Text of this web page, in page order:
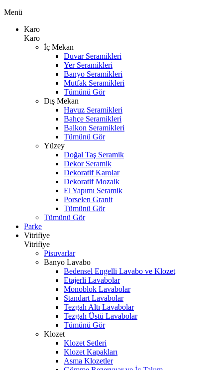
Menü
Karo
Karo
İç Mekan
Duvar Seramikleri
Yer Seramikleri
Banyo Seramikleri
Mutfak Seramikleri
Tümünü Gör
Dış Mekan
Havuz Seramikleri
Bahçe Seramikleri
Balkon Seramikleri
Tümünü Gör
Yüzey
Doğal Taş Seramik
Dekor Seramik
Dekoratif Karolar
Dekoratif Mozaik
El Yapımı Seramik
Porselen Granit
Tümünü Gör
Tümünü Gör
Parke
Vitrifiye
Vitrifiye
Pisuvarlar
Banyo Lavabo
Bedensel Engelli Lavabo ve Klozet
Etajerli Lavabolar
Monoblok Lavabolar
Standart Lavabolar
Tezgah Altı Lavabolar
Tezgah Üstü Lavabolar
Tümünü Gör
Klozet
Klozet Setleri
Klozet Kapakları
Asma Klozetler